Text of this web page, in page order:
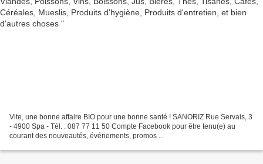
Vite, une bonne affaire BIO pour une bonne santé ! SANORIZ Rue Servais, 3
- 4900 Spa - Tél. : 087 77 11 50 Compte Facebook pour être tenu(e) au
courant des nouveautés, événements, promos ...